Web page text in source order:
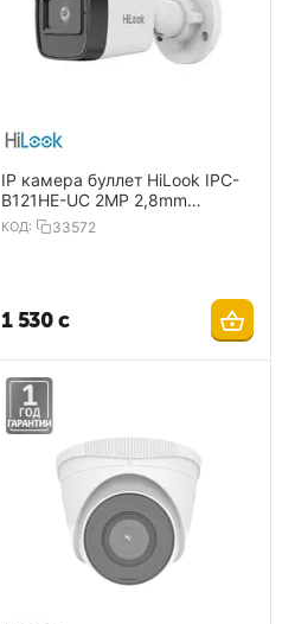
IP камера буллет HiLook IPC-
B121HE-UC 2MP 2,8mm
1920×1080 IP67 Mic PoE
КОД: 33572
1 530с